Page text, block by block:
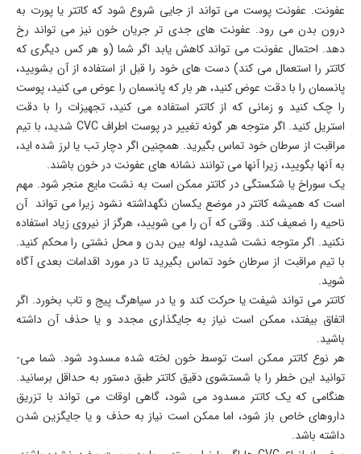
عفونت. عفونت پوست می ­تواند از جایی شروع شود که کاتتر یا پورت به
درون بدن می ­رود. عفونت­ های جدی تر جریان خون نیز می­ تواند رخ
دهد. احتمال عفونت می ­تواند کاهش یابد اگر شما (و هر کس دیگری که
کاتتر را استعمال می­ کند) دست ­های خود را قبل از استفاده از آن بشویید،
پانسمان را با دقت عوض کنید، هر بار که پانسمان را عوض می­ کنید، پوست
را چک کنید و زمانی­ که از کاتتر استفاده می­ کنید، تجهیزات را با دقت
استریل کنید. اگر متوجه هر گونه تغییر در پوست اطراف CVC شدید، با تیم
مراقبت از سرطان خود تماس بگیرید. همچنین اگر دچار تب یا لرز شده ­اید،
به آن­ها بگویید، زیرا آنها می­ توانند نشانه­ های عفونت در خون باشند.
یک سوراخ یا شکستگی در کاتتر ممکن است به نشت مایع منجر شود. مهم
است که همیشه کاتتر در موضع یکسان نگه­داشته نشود زیرا می­ تواند آن
ناحیه را ضعیف کند. وقتی­ که آن را می­ شویید، هرگز از نیروی زیاد استفاده
نکنید. اگر متوجه نشت شدید، لوله بین بدن و محل نشتی را محکم کنید.
با تیم مراقبت از سرطان خود تماس بگیرید تا در مورد اقدامات بعدی آگاه
شوید.
کاتتر می ­تواند شیفت یا حرکت کند و یا در سیاهرگ پیج و تاب بخورد. اگر
اتفاق بیفتد، ممکن است نیاز به جایگذاری مجدد و یا حذف آن داشته
باشید.
هر نوع کاتتر ممکن است توسط خون لخته شده مسدود شود. شما می­
توانید این خطر را با شستشوی دقیق کاتتر طبق دستور به حداقل برسانید.
هنگامی­ که یک کاتتر مسدود می ­شود، گاهی اوقات می­ تواند با تزریق
داروهای خاص باز شود، اما ممکن است نیاز به حذف و یا جایگزین شدن
داشته باشد.